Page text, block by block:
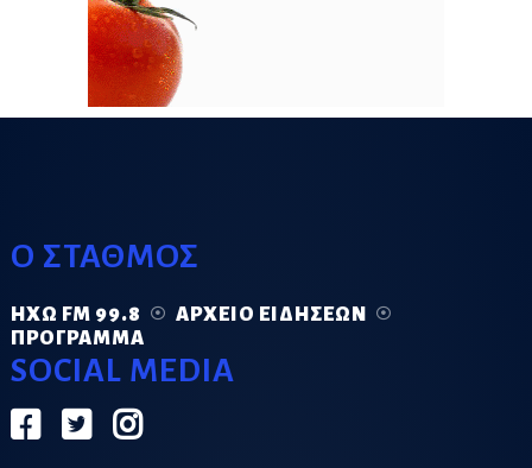
Ο ΣΤΑΘΜΟΣ
ΗΧΏ FM 99.8
ΑΡΧΕΊΟ ΕΙΔΉΣΕΩΝ
ΠΡΌΓΡΑΜΜΑ
SOCIAL MEDIA